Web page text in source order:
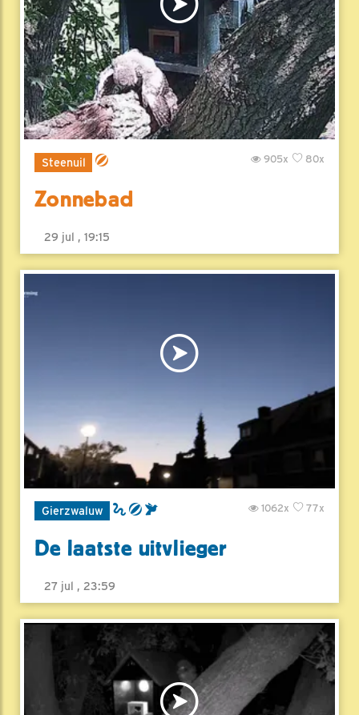
Steenuil 80x
905x
Zonnebad
29 jul , 19:15
Gierzwaluw 77x
1062x
De laatste uitvlieger
27 jul , 23:59